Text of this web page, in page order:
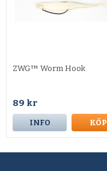
ZWG™ Worm Hook
89 kr
INFO KÖP